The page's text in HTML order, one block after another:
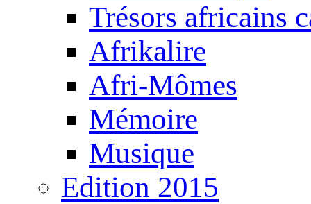
Trésors africains
Afrikalire
Afri-Mômes
Mémoire
Musique
Edition 2015